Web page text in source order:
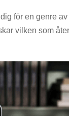
för en genre
vilken som